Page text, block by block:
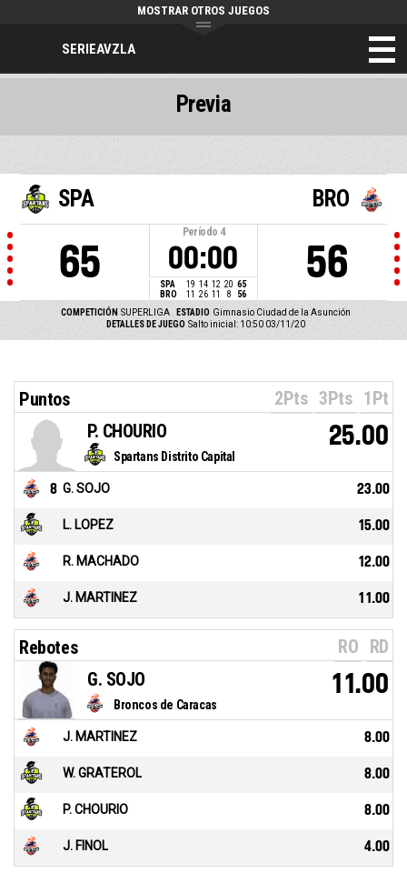
SERIEAVZLA
MOSTRAR OTROS JUEGOS
SPA
65
Período 4
00:00
SPA 19 14 12 20 65
BRO
11 26 11 8 56
BRO
56
COMPETICIÓN SUPERLIGA ESTADIO Gimnasio Ciudad de la Asunción
DETALLES DE JUEGO Salto inicial: 10:50 03/11/20
Previa
Puntos 2Pts 3Pts 1Pt
Spartans Distrito Capital
P. CHOURIO 25.00
8 G. SOJO 23.00
L. LOPEZ 15.00
R. MACHADO 12.00
J. MARTINEZ 11.00
Rebotes RO RD
Broncos de Caracas
G. SOJO 11.00
J. MARTINEZ 8.00
W. GRATEROL 8.00
P. CHOURIO 8.00
J. FINOL 4.00